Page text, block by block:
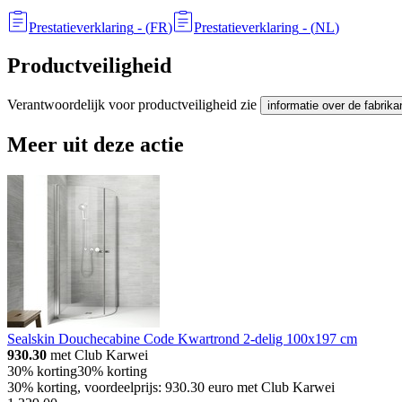
Prestatieverklaring - (FR) Prestatieverklaring - (NL)
Productveiligheid
Verantwoordelijk voor productveiligheid zie informatie over de
Meer uit deze actie
Sealskin Douchecabine Code Kwartrond 2-delig 100x197 cm
930.30 met Club Karwei
30% korting30% korting
30% korting, voordeelprijs: 930.30 euro met Club Karwei